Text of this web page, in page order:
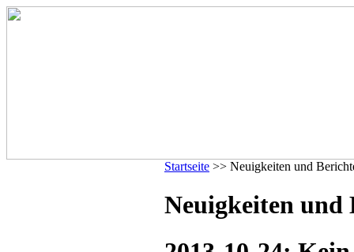
Startseite >> Neuigkeiten und
Neuigkeiten und